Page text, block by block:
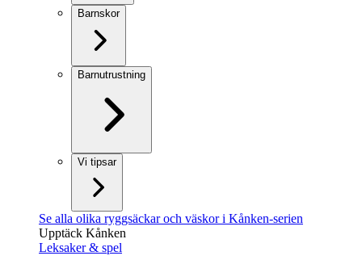
Barnskor
Barnutrustning
Vi tipsar
Se alla olika ryggsäckar och väskor i Kånken-serien
Upptäck Kånken
Leksaker & spel